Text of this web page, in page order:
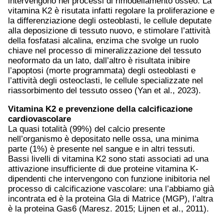
vitamina K2 è risutata infatti regolare la proliferazione e
la differenziazione degli osteoblasti, le cellule deputate
alla deposizione di tessuto nuovo, e stimolare l’attività
della fosfatasi alcalina, enzima che svolge un ruolo
chiave nel processo di mineralizzazione del tessuto
neoformato da un lato, dall’altro è risultata inibire
l’apoptosi (morte programmata) degli osteoblasti e
l’attività degli osteoclasti, le cellule specializzate nel
riassorbimento del tessuto osseo (Yan et al., 2023).
Vitamina K2 e prevenzione della calcificazione
cardiovascolare
La quasi totalità (99%) del calcio presente
nell’organismo è depositato nelle ossa, una minima
parte (1%) è presente nel sangue e in altri tessuti.
Bassi livelli di vitamina K2 sono stati associati ad una
attivazione insufficiente di due proteine vitamina K-
dipendenti che intervengono con funzione inibitoria nel
processo di calcificazione vascolare: una l’abbiamo già
incontrata ed è la proteina Gla di Matrice (MGP), l’altra
è la proteina Gas6 (Maresz. 2015; Lijnen et al., 2011).